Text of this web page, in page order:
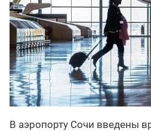
В аэропорту Сочи введены